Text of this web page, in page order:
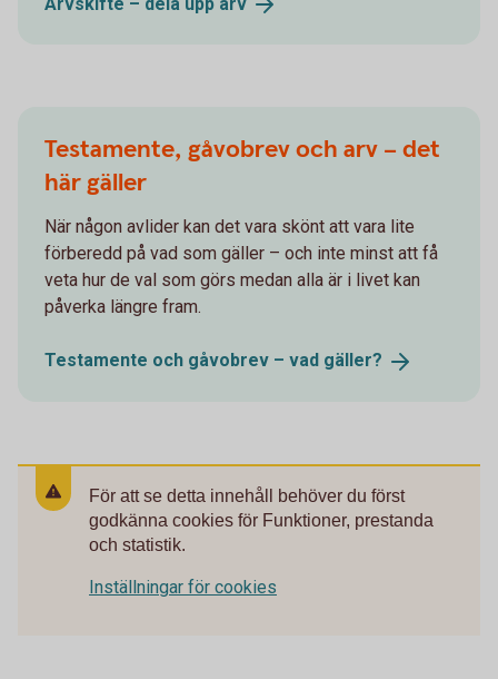
Testamente, gåvobrev och arv – det
här gäller
När någon avlider kan det vara skönt att vara lite
förberedd på vad som gäller – och inte minst att få
veta hur de val som görs medan alla är i livet kan
påverka längre fram.
Testamente och gåvobrev – vad gäller?
För att se detta innehåll behöver du först
godkänna cookies för Funktioner, prestanda
och statistik.
Inställningar för cookies